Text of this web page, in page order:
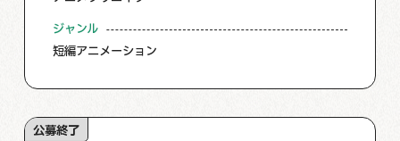
ジャンル
短編アニメーション
公募終了